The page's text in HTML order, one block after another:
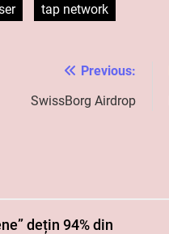
tap network
Previous:
SwissBorg Airdrop
dețin 94% din